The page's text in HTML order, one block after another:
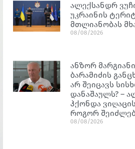
ალექსანდრ
უკრაინის
მთლიანობას
08/08/2026
ანზორ
ბარამიძის
არ შეიცავს
დანაშაულს? –
ჰქონდა
როგორ
08/08/2026